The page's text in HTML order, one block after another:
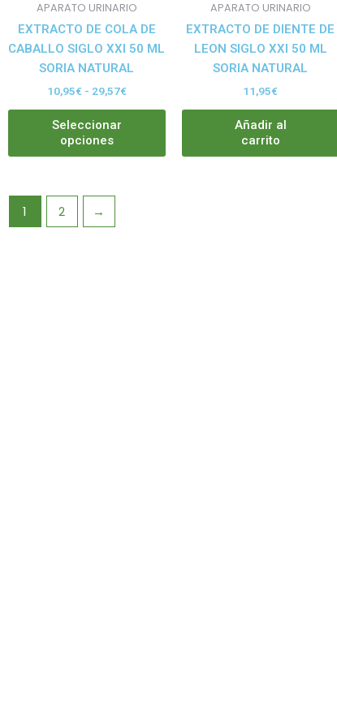
APARATO URINARIO
EXTRACTO DE COLA DE
CABALLO SIGLO XXI 50 ML
SORIA NATURAL
10,95€ - 29,57€
Seleccionar
opciones
producto
APARATO URINARIO
EXTRACTO DE DIENTE DE
LEON SIGLO XXI 50 ML
SORIA NATURAL
11,95€
Añadir al
carrito
1 2 →